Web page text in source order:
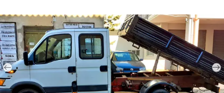
Auto Nuove
Noleggio a lungo termine
Auto d'epoca
Moto